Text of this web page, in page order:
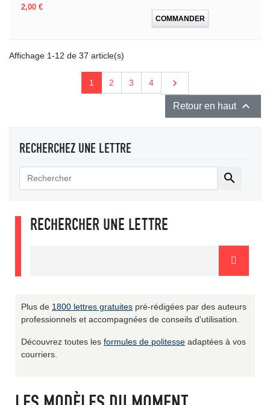
Prix
2,00 €
COMMANDER
Affichage 1-12 de 37 article(s)
1 2 3 4 Suivant

Retour en haut 
RECHERCHEZ UNE LETTRE

RECHERCHER UNE LETTRE
Plus de 1800 lettres gratuites pré-rédigées par des auteurs
professionnels et accompagnées de conseils d'utilisation.
Découvrez toutes les formules de politesse adaptées à vos
courriers.